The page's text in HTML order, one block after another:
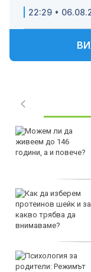
22:29 •